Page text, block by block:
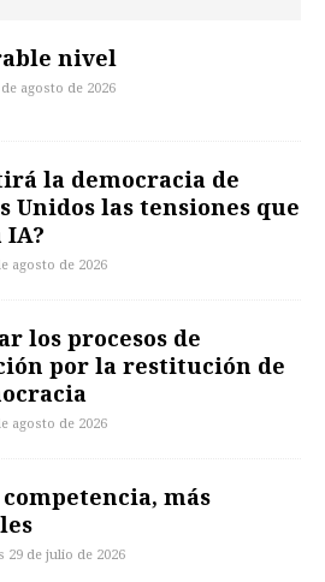
nivel
agosto de 2026
la democracia de
Unidos las tensiones que
IA?
agosto de 2026
los procesos de
por la restitución de
agosto de 2026
más
29 de julio de 2026